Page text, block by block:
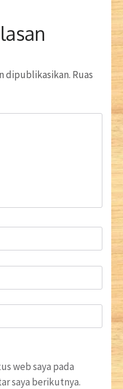
dipublikasikan. Ruas
web saya pada
saya berikutnya.